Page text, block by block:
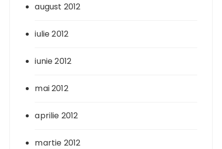
august 2012
iulie 2012
iunie 2012
mai 2012
aprilie 2012
martie 2012